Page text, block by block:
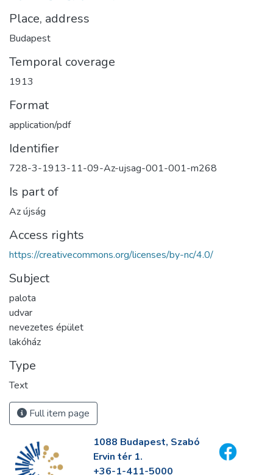
Place, address
Budapest
Temporal coverage
1913
Format
application/pdf
Identifier
728-3-1913-11-09-Az-ujsag-001-001-m268
Is part of
Az újság
Access rights
https://creativecommons.org/licenses/by-nc/4.0/
Subject
palota
udvar
nevezetes épület
lakóház
Type
Text
Full item page
1088 Budapest, Szabó
Ervin tér 1.
+36-1-411-5000